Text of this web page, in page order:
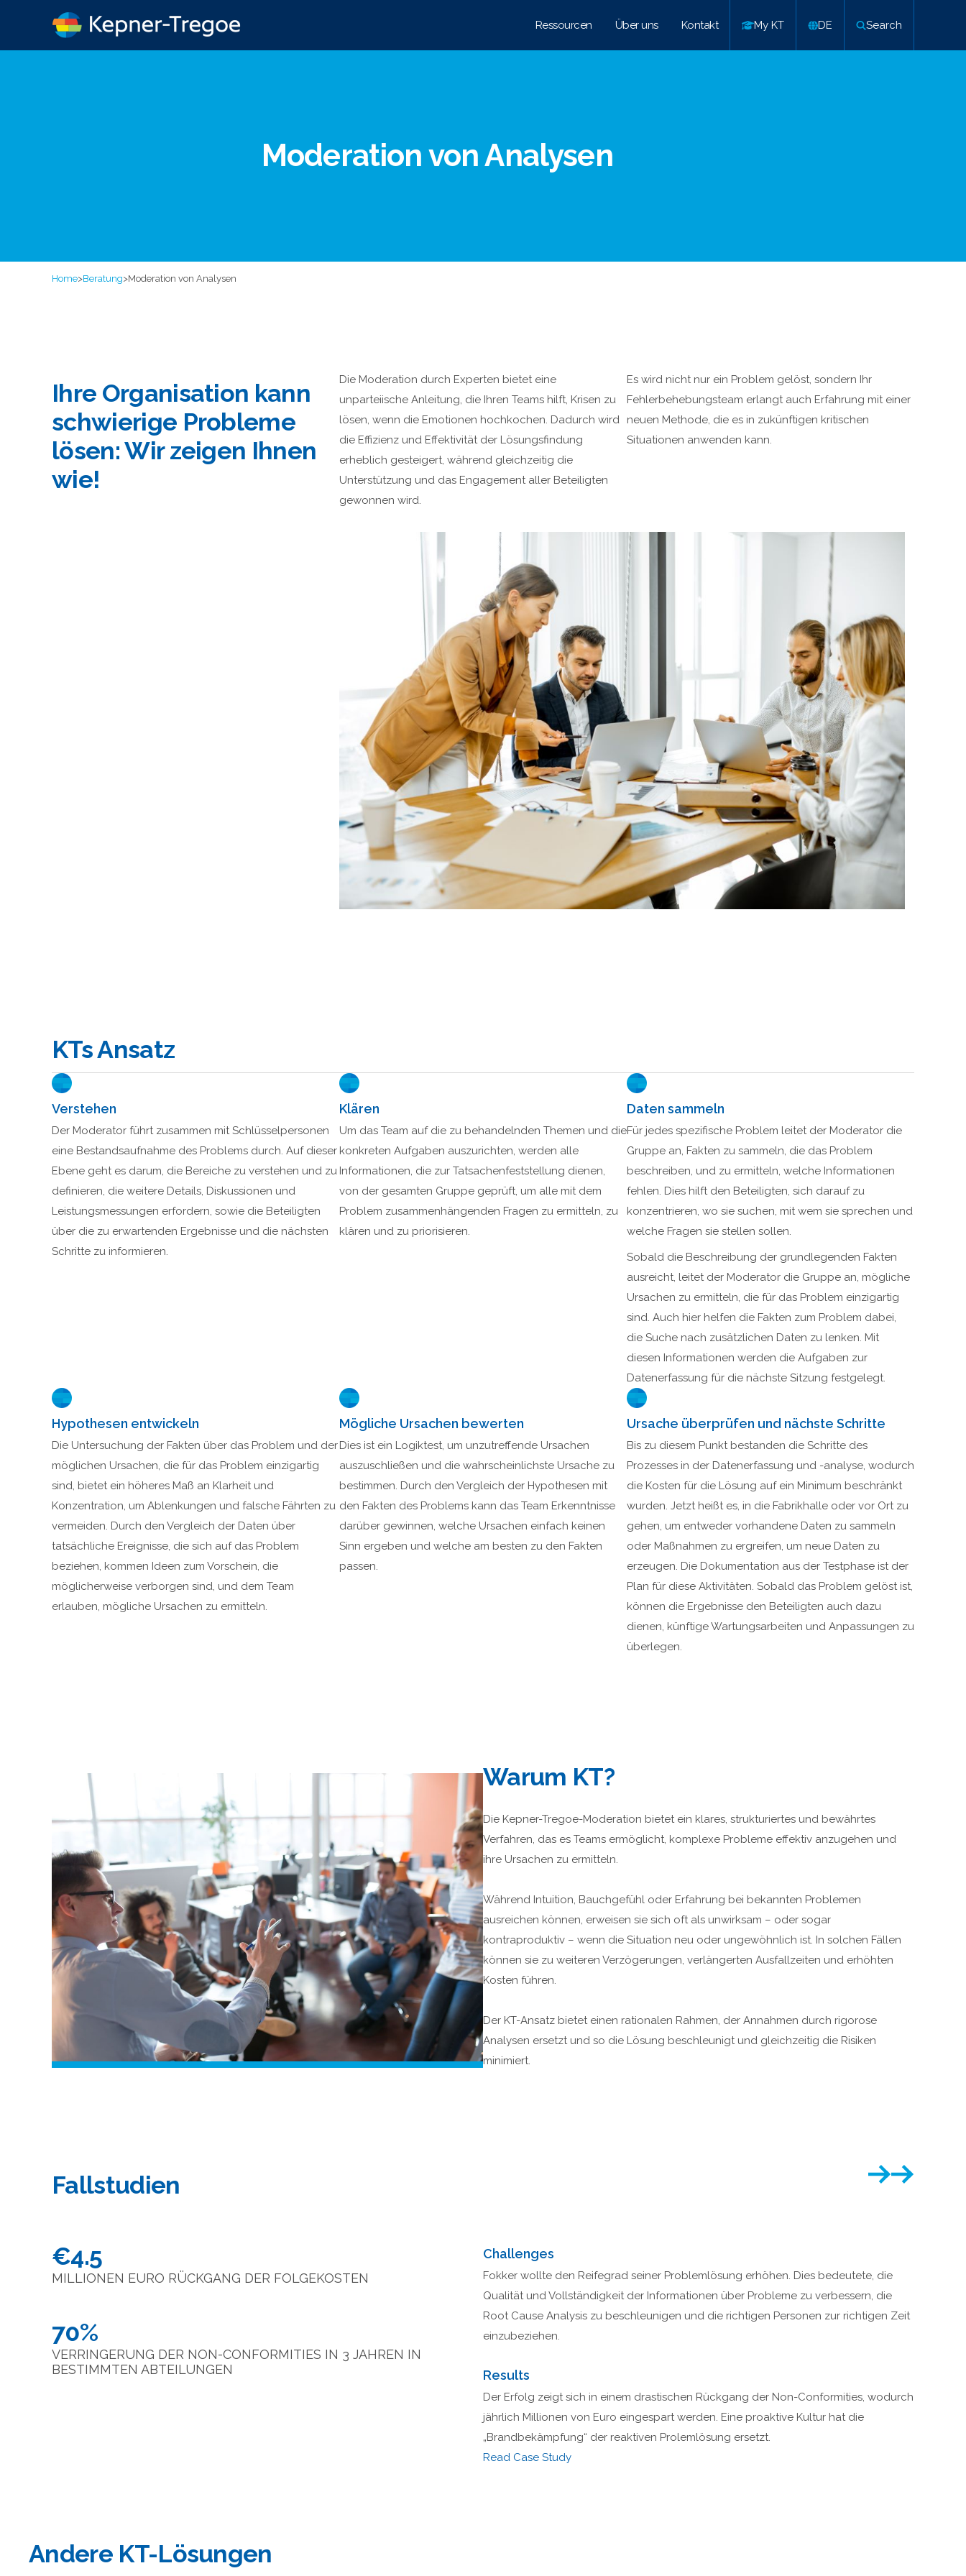
Ressourcen Über uns Kontakt My KT DE Search
Moderation von Analysen
Home>Beratung>Moderation von Analysen
Ihre Organisation kann
schwierige Probleme
lösen: Wir zeigen Ihnen
wie!
Die Moderation durch Experten bietet eine
unparteiische Anleitung, die Ihren Teams hilft, Krisen zu
lösen, wenn die Emotionen hochkochen. Dadurch wird
die Effizienz und Effektivität der Lösungsfindung
erheblich gesteigert, während gleichzeitig die
Unterstützung und das Engagement aller Beteiligten
gewonnen wird.
Es wird nicht nur ein Problem gelöst, sondern Ihr
Fehlerbehebungsteam erlangt auch Erfahrung mit einer
neuen Methode, die es in zukünftigen kritischen
Situationen anwenden kann.
KTs Ansatz
Verstehen
Der Moderator führt zusammen mit Schlüsselpersonen
eine Bestandsaufnahme des Problems durch. Auf dieser
Ebene geht es darum, die Bereiche zu verstehen und zu
definieren, die weitere Details, Diskussionen und
Leistungsmessungen erfordern, sowie die Beteiligten
über die zu erwartenden Ergebnisse und die nächsten
Schritte zu informieren.
Klären
Um das Team auf die zu behandelnden Themen und die
konkreten Aufgaben auszurichten, werden alle
Informationen, die zur Tatsachenfeststellung dienen,
von der gesamten Gruppe geprüft, um alle mit dem
Problem zusammenhängenden Fragen zu ermitteln, zu
klären und zu priorisieren.
Daten sammeln
Für jedes spezifische Problem leitet der Moderator die
Gruppe an, Fakten zu sammeln, die das Problem
beschreiben, und zu ermitteln, welche Informationen
fehlen. Dies hilft den Beteiligten, sich darauf zu
konzentrieren, wo sie suchen, mit wem sie sprechen und
welche Fragen sie stellen sollen.
Sobald die Beschreibung der grundlegenden Fakten
ausreicht, leitet der Moderator die Gruppe an, mögliche
Ursachen zu ermitteln, die für das Problem einzigartig
sind. Auch hier helfen die Fakten zum Problem dabei,
die Suche nach zusätzlichen Daten zu lenken. Mit
diesen Informationen werden die Aufgaben zur
Datenerfassung für die nächste Sitzung festgelegt.
Hypothesen entwickeln
Die Untersuchung der Fakten über das Problem und der
möglichen Ursachen, die für das Problem einzigartig
sind, bietet ein höheres Maß an Klarheit und
Konzentration, um Ablenkungen und falsche Fährten zu
vermeiden. Durch den Vergleich der Daten über
tatsächliche Ereignisse, die sich auf das Problem
beziehen, kommen Ideen zum Vorschein, die
möglicherweise verborgen sind, und dem Team
erlauben, mögliche Ursachen zu ermitteln.
Mögliche Ursachen bewerten
Dies ist ein Logiktest, um unzutreffende Ursachen
auszuschließen und die wahrscheinlichste Ursache zu
bestimmen. Durch den Vergleich der Hypothesen mit
den Fakten des Problems kann das Team Erkenntnisse
darüber gewinnen, welche Ursachen einfach keinen
Sinn ergeben und welche am besten zu den Fakten
passen.
Ursache überprüfen und nächste Schritte
Bis zu diesem Punkt bestanden die Schritte des
Prozesses in der Datenerfassung und -analyse, wodurch
die Kosten für die Lösung auf ein Minimum beschränkt
wurden. Jetzt heißt es, in die Fabrikhalle oder vor Ort zu
gehen, um entweder vorhandene Daten zu sammeln
oder Maßnahmen zu ergreifen, um neue Daten zu
erzeugen. Die Dokumentation aus der Testphase ist der
Plan für diese Aktivitäten. Sobald das Problem gelöst ist,
können die Ergebnisse den Beteiligten auch dazu
dienen, künftige Wartungsarbeiten und Anpassungen zu
überlegen.
Warum KT?
Die Kepner-Tregoe-Moderation bietet ein klares, strukturiertes und bewährtes
Verfahren, das es Teams ermöglicht, komplexe Probleme effektiv anzugehen und
ihre Ursachen zu ermitteln.
Während Intuition, Bauchgefühl oder Erfahrung bei bekannten Problemen
ausreichen können, erweisen sie sich oft als unwirksam – oder sogar
kontraproduktiv – wenn die Situation neu oder ungewöhnlich ist. In solchen Fällen
können sie zu weiteren Verzögerungen, verlängerten Ausfallzeiten und erhöhten
Kosten führen.
Der KT-Ansatz bietet einen rationalen Rahmen, der Annahmen durch rigorose
Analysen ersetzt und so die Lösung beschleunigt und gleichzeitig die Risiken
minimiert.
Fallstudien
€4.5
MILLIONEN EURO RÜCKGANG DER FOLGEKOSTEN
70%
VERRINGERUNG DER NON-CONFORMITIES IN 3 JAHREN IN
BESTIMMTEN ABTEILUNGEN
Challenges
Fokker wollte den Reifegrad seiner Problemlösung erhöhen. Dies bedeutete, die
Qualität und Vollständigkeit der Informationen über Probleme zu verbessern, die
Root Cause Analysis zu beschleunigen und die richtigen Personen zur richtigen Zeit
einzubeziehen.
Results
Der Erfolg zeigt sich in einem drastischen Rückgang der Non-Conformities, wodurch
jährlich Millionen von Euro eingespart werden. Eine proaktive Kultur hat die
„Brandbekämpfung“ der reaktiven Prolemlösung ersetzt.
Read Case Study
Andere KT-Lösungen